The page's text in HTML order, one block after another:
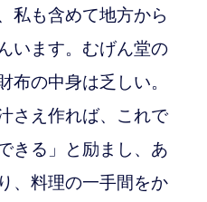
私も含めて地方から
います。むげん堂の
布の中身は乏しい。
さえ作れば、これで
きる」と励まし、あ
、料理の一手間をか